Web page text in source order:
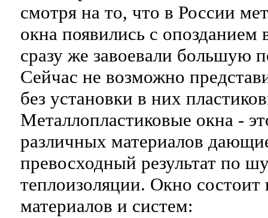
смотря на то, что в России
окна появились с опозданием
сразу же завоевали большую
Сейчас не возможно
без установки в них
Металлопластиковые окна -
различных материалов
превосходный результат по
теплоизоляции. Окно
материалов и систем: